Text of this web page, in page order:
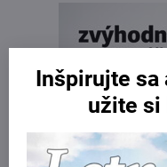
Inšpirujte sa
užite si